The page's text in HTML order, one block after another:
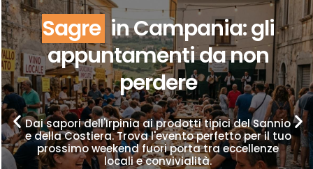
Sagre in Campania: gli
appuntamenti da non
perdere
Dai sapori dell'Irpinia ai prodotti tipici del Sannio
e della Costiera. Trova l'evento perfetto per il tuo
prossimo weekend fuori porta tra eccellenze
locali e convivialità.